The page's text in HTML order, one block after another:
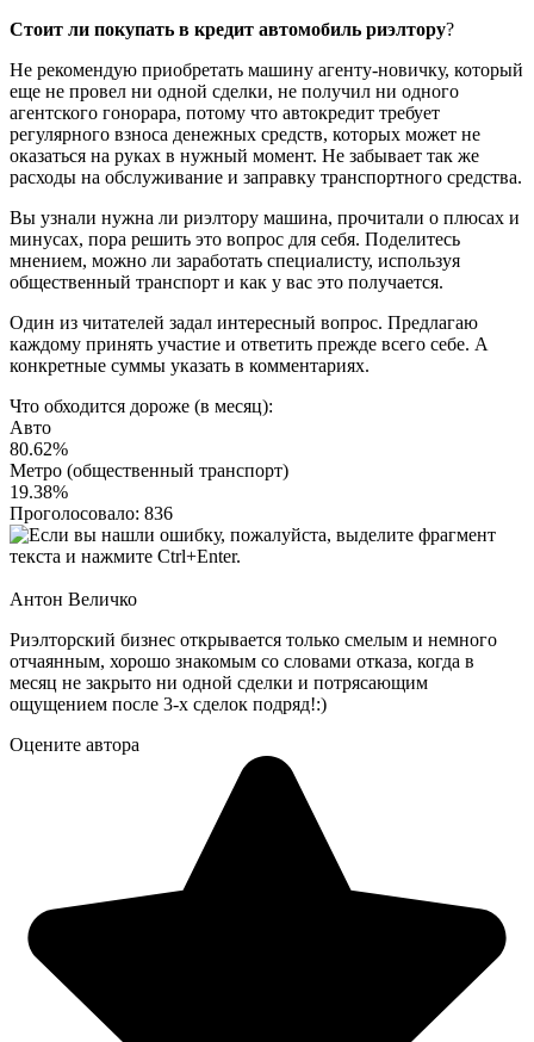
Стоит ли покупать в кредит автомобиль риэлтору?
Не рекомендую приобретать машину агенту-новичку, который
еще не провел ни одной сделки, не получил ни одного
агентского гонорара, потому что автокредит требует
регулярного взноса денежных средств, которых может не
оказаться на руках в нужный момент. Не забывает так же
расходы на обслуживание и заправку транспортного средства.
Вы узнали нужна ли риэлтору машина, прочитали о плюсах и
минусах, пора решить это вопрос для себя. Поделитесь
мнением, можно ли заработать специалисту, используя
общественный транспорт и как у вас это получается.
Один из читателей задал интересный вопрос. Предлагаю
каждому принять участие и ответить прежде всего себе. А
конкретные суммы указать в комментариях.
Что обходится дороже (в месяц):
Авто
80.62%
Метро (общественный транспорт)
19.38%
Проголосовало: 836
Антон Величко
Риэлторский бизнес открывается только смелым и немного
отчаянным, хорошо знакомым со словами отказа, когда в
месяц не закрыто ни одной сделки и потрясающим
ощущением после 3-х сделок подряд!:)
Оцените автора